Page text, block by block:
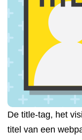
De title-tag, het
titel van een